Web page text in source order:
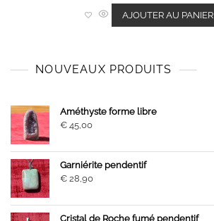
e
0
AJOUTER AU PANIER
NOUVEAUX PRODUITS
Améthyste forme libre
€ 45,00
Garniérite pendentif
€ 28,90
Cristal de Roche fumé pendentif